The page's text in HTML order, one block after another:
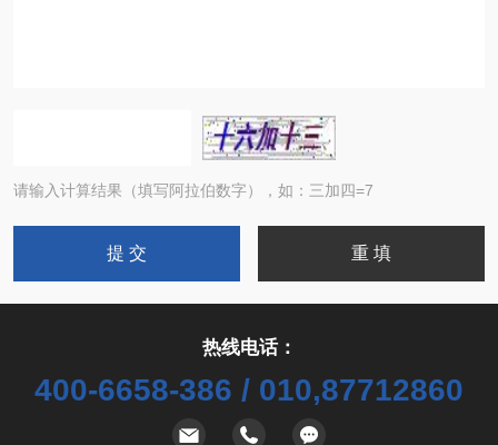
请输入计算结果（填写阿拉伯数字），如：三加四=7
热线电话：
400-6658-386 / 010,87712860